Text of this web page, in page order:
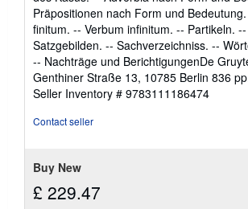
Präpositionen nach Form und
finitum. -- Verbum infinitum. -- Partikeln.
Satzgebilden. -- Sachverzeichniss. --
-- Nachträge und BerichtigungenDe
Genthiner Straße 13, 10785 Berlin 836
Seller Inventory # 9783111186474
Contact seller
Buy New
£ 229.47